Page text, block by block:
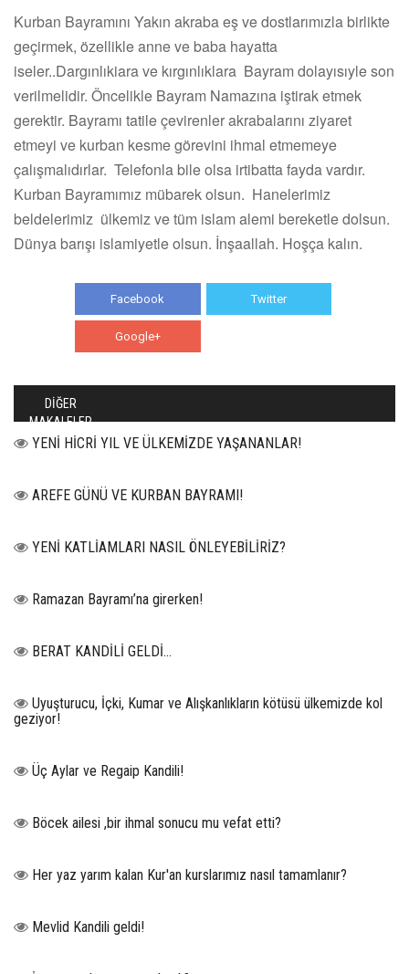
Kurban Bayramını Yakın akraba eş ve dostlarımızla birlikte
geçirmek, özellikle anne ve baba hayatta
iseler..Dargınlıkiara ve kırgınlıklara Bayram dolayısıyle son
verilmelidir. Öncelikle Bayram Namazına iştirak etmek
gerektir. Bayramı tatile çevirenler akrabalarını ziyaret
etmeyi ve kurban kesme görevini ihmal etmemeye
çalışmalıdırlar. Telefonla bile olsa irtibatta fayda vardır.
Kurban Bayramımız mübarek olsun. Hanelerimiz
beldelerimiz ülkemiz ve tüm islam alemi bereketle dolsun.
Dünya barışı islamiyetle olsun. İnşaallah. Hoşça kalın.
Facebook Twitter
Google+
DİĞER
MAKALELER
YENİ HİCRİ YIL VE ÜLKEMİZDE YAŞANANLAR!
AREFE GÜNÜ VE KURBAN BAYRAMI!
YENİ KATLİAMLARI NASIL ÖNLEYEBİLİRİZ?
Ramazan Bayramı’na girerken!
BERAT KANDİLİ GELDİ...
Uyuşturucu, İçki, Kumar ve Alışkanlıkların kötüsü ülkemizde kol
geziyor!
Üç Aylar ve Regaip Kandili!
Böcek ailesi ,bir ihmal sonucu mu vefat etti?
Her yaz yarım kalan Kur'an kurslarımız nasıl tamamlanır?
Mevlid Kandili geldi!